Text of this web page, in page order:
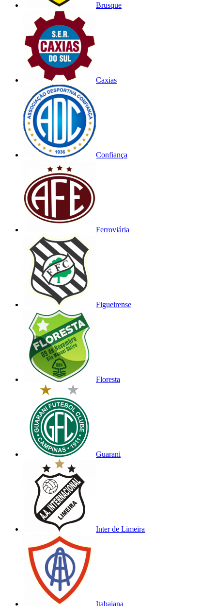
Brusque
Caxias
Confiança
Ferroviária
Figueirense
Floresta
Guarani
Inter de Limeira
Itabaiana